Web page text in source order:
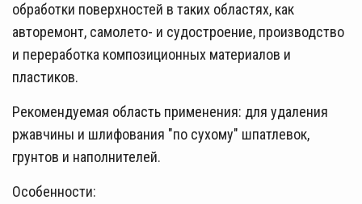
обработки поверхностей в таких областях, как
авторемонт, самолето- и судостроение, производство
и переработка композиционных материалов и
пластиков.
Рекомендуемая область применения: для удаления
ржавчины и шлифования "по сухому" шпатлевок,
грунтов и наполнителей.
Особенности: